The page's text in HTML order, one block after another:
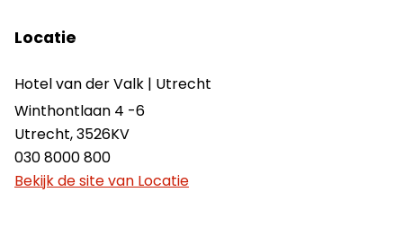
Locatie
Hotel van der Valk | Utrecht
Winthontlaan 4 -6
Utrecht,3526KV
030 8000 800
Bekijk de site van Locatie